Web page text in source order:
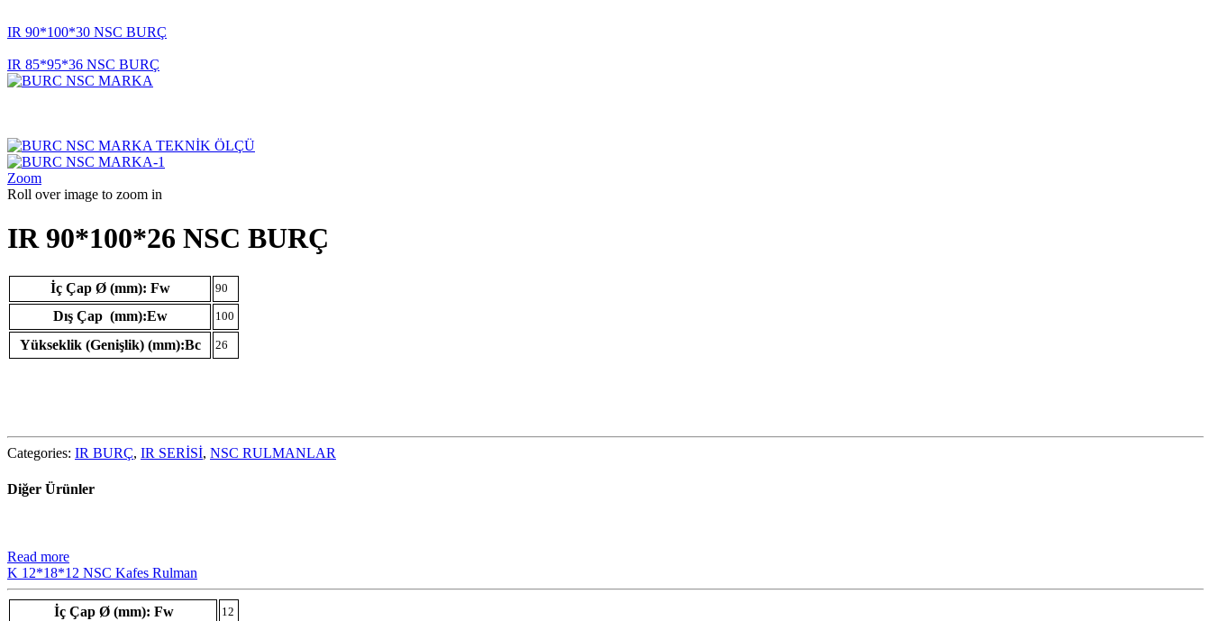
IR 90*100*30 NSC BURÇ
IR 85*95*36 NSC BURÇ
Zoom
Roll over image to zoom in
IR 90*100*26 NSC BURÇ
İç Çap Ø (mm): Fw 90
Dış Çap (mm):Ew 100
Yükseklik (Genişlik) (mm):Bc 26
Categories: IR BURÇ, IR SERİSİ, NSC RULMANLAR
Diğer Ürünler
Read more
K 12*18*12 NSC Kafes Rulman
İç Çap Ø (mm): Fw 12